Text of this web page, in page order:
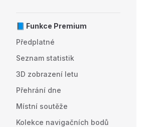
📘 Funkce Premium
Předplatné
Seznam statistik
3D zobrazení letu
Přehrání dne
Místní soutěže
Kolekce navigačních bodů